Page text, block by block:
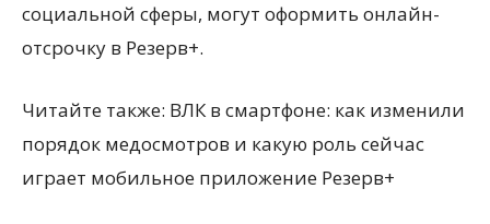
социальной сферы, могут оформить онлайн-
отсрочку в Резерв+.
Читайте также: ВЛК в смартфоне: как изменили
порядок медосмотров и какую роль сейчас
играет мобильное приложение Резерв+